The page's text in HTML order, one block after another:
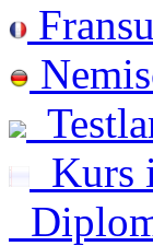
Kurs